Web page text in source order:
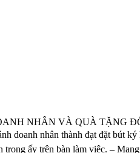
NHÂN VÀ QUÀ TẶNG ĐỐI
doanh nhân thành đạt đặt bút
ấy trên bàn làm việc. –